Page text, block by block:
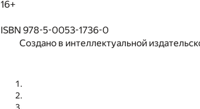
16+
ISBN 978-5-0053-1736-0
Создано в интеллектуальной